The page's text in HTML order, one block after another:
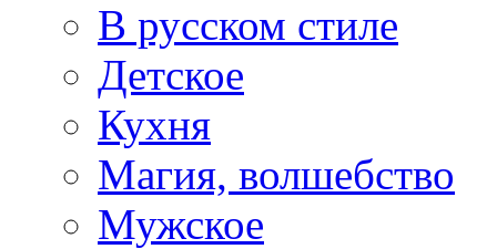
В русском стиле
Детское
Кухня
Магия, волшебство
Мужское